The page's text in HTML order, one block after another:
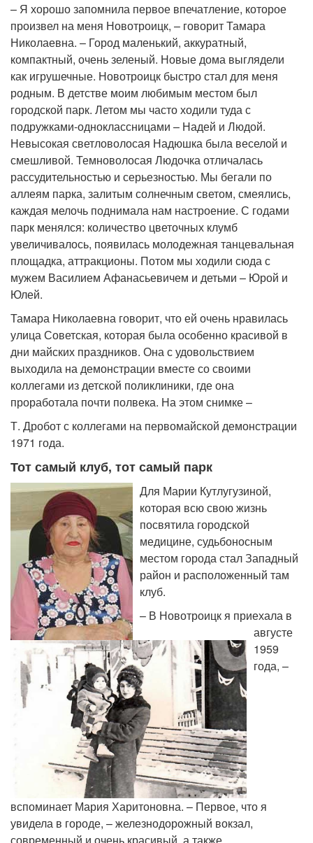
– Я хорошо запомнила первое впечатление, которое
произвел на меня Новотроицк, – говорит Тамара
Николаевна. – Город маленький, аккуратный,
компактный, очень зеленый. Новые дома выглядели
как игрушечные. Новотроицк быстро стал для меня
родным. В детстве моим любимым местом был
городской парк. Летом мы часто ходили туда с
подружками-одноклассницами – Надей и Людой.
Невысокая светловолосая Надюшка была веселой и
смешливой. Темноволосая Людочка отличалась
рассудительностью и серьезностью. Мы бегали по
аллеям парка, залитым солнечным светом, смеялись,
каждая мелочь поднимала нам настроение. С годами
парк менялся: количество цветочных клумб
увеличивалось, появилась молодежная танцевальная
площадка, аттракционы. Потом мы ходили сюда с
мужем Василием Афанасьевичем и детьми – Юрой и
Юлей.
Тамара Николаевна говорит, что ей очень нравилась
улица Советская, которая была особенно красивой в
дни майских праздников. Она с удовольствием
выходила на демонстрации вместе со своими
коллегами из детской поликлиники, где она
проработала почти полвека. На этом снимке –
Т. Дробот с коллегами на первомайской демонстрации
1971 года.
Тот самый клуб, тот самый парк
Для Марии Кутлугузиной,
которая всю свою жизнь
посвятила городской
медицине, судьбоносным
местом города стал Западный
район и расположенный там
клуб.
– В Новотроицк я приехала в
августе
1959
года, –
вспоминает Мария Харитоновна. – Первое, что я
увидела в городе, – железнодорожный вокзал,